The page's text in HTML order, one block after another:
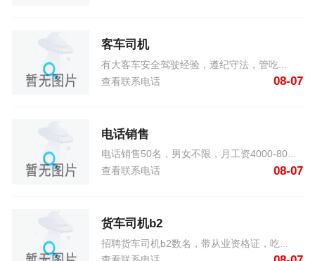
客车司机
有大客车安全驾驶经验，遵纪守法，管吃...
查看联系电话
08-07
电话销售
电话销售50名，男女不限，月工资4000-80...
查看联系电话
08-07
货车司机b2
招聘货车司机b2数名，带从业资格证，吃...